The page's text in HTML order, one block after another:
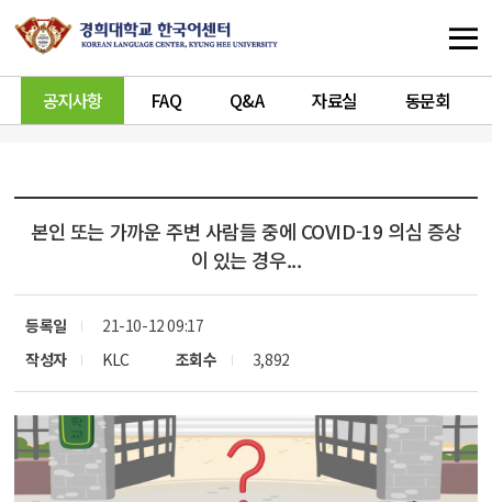
공지사항 FAQ Q&A 자료실 동문회
본인 또는 가까운 주변 사람들 중에 COVID-19 의심 증상
이 있는 경우...
등록일
21-10-12 09:17
작성자
KLC 조회수 3,892